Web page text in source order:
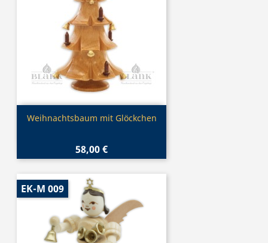
Vorschau
Weihnachtsbaum mit Glöckchen
58,00 €
EK-M 009